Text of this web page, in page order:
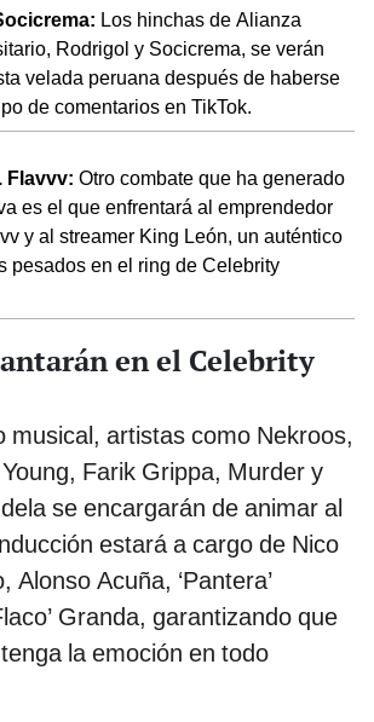
Los hinchas de Alianza
Rodrigol y Socicrema, se verán
velada peruana después de haberse
de comentarios en TikTok.
Flavvv: Otro combate que ha generado
es el que enfrentará al emprendedor
y al streamer King León, un auténtico
pesados en el ring de Celebrity
en el Celebrity
musical, artistas como Nekroos,
Farik Grippa, Murder y
se encargarán de animar al
estará a cargo de Nico
Alonso Acuña, ‘Pantera’
Granda, garantizando que
la emoción en todo